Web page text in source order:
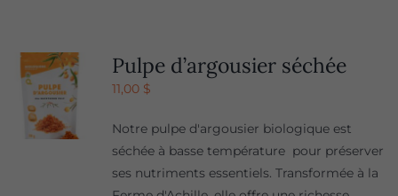
Pulpe d’argousier séchée
11,00 $
Notre pulpe d'argousier biologique est
séchée à basse température pour préserver
ses nutriments essentiels. Transformée à la